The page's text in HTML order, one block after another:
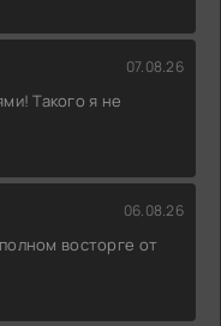
07.08.26
Такого я не
06.08.26
восторге от